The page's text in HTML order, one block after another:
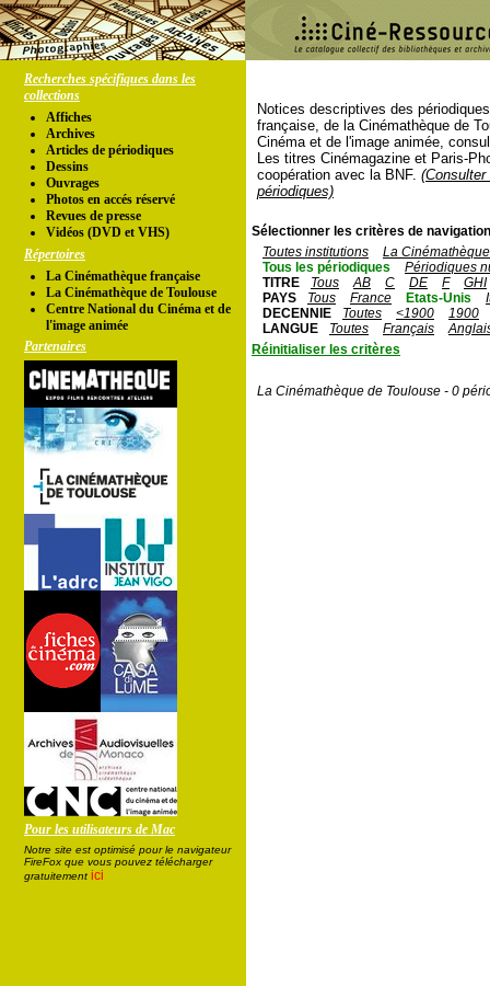
Recherches spécifiques dans les
collections
Affiches
Archives
Articles de périodiques
Dessins
Ouvrages
Photos en accés réservé
Revues de presse
Vidéos (DVD et VHS)
Répertoires
La Cinémathèque française
La Cinémathèque de Toulouse
Centre National du Cinéma et de
l'image animée
Partenaires
Pour les utilisateurs de Mac
Notre site est optimisé pour le navigateur
FireFox que vous pouvez télécharger
gratuitement ici
Notices descriptives des
française, de la Cinémathèque de
Cinéma et de l'image animée,
Les titres Cinémagazine et Paris-
coopération avec la BNF.
périodiques)
Sélectionner les critères de
Toutes institutions
La
Tous les périodiques
Périodiques
TITRE
Tous AB C DE F
GHI
PAYS
Tous France Etats-Unis
DECENNIE
Toutes <1900
1900
LANGUE
Toutes Français
Réinitialiser les critères
La Cinémathèque de Toulouse - 0